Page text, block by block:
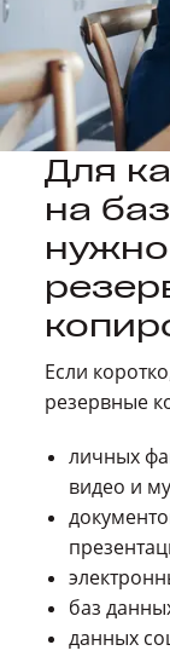
Для
на
Если
резервные
личных
видео и
баз
данных